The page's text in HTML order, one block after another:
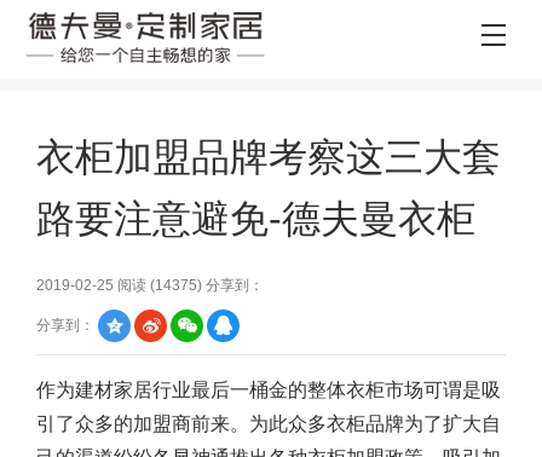
衣柜加盟品牌考察这三大套
路要注意避免-德夫曼衣柜
2019-02-25 阅读 (14375) 分享到：
分享到：
作为建材家居行业最后一桶金的整体衣柜市场可谓是吸
引了众多的加盟商前来。为此众多衣柜品牌为了扩大自